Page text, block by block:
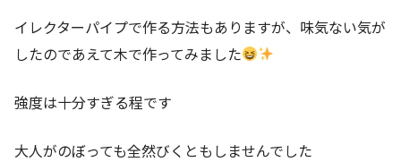
イレクターパイプで作る方法もありますが、味気ない気が
したのであえて木で作ってみました
強度は十分すぎる程です
大人がのぼっても全然びくともしませんでした